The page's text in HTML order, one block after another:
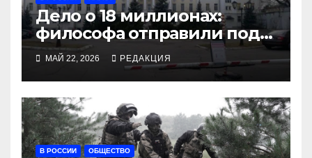
Дело о 18 миллионах:
философа отправили под
арест за переводы
Аристотеля
МАЙ 22, 2026 РЕДАКЦИЯ
В РОССИИ ОБЩЕСТВО